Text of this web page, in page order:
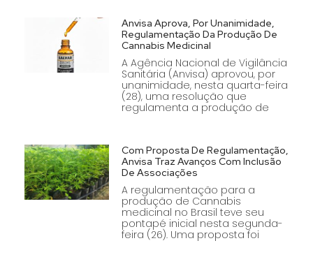
Anvisa Aprova, Por Unanimidade,
Regulamentação Da Produção De
Cannabis Medicinal
A Agência Nacional de Vigilância
Sanitária (Anvisa) aprovou, por
unanimidade, nesta quarta-feira
(28), uma resolução que
regulamenta a produção de
Com Proposta De Regulamentação,
Anvisa Traz Avanços Com Inclusão
De Associações
A regulamentação para a
produção de Cannabis
medicinal no Brasil teve seu
pontapé inicial nesta segunda-
feira (26). Uma proposta foi